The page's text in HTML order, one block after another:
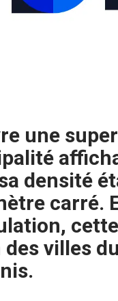
une
densité
carré.
des villes